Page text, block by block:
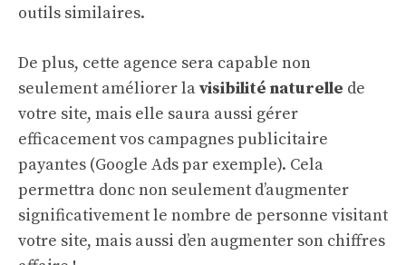
outils similaires.
De plus, cette agence sera capable non
seulement améliorer lavisibilité naturelle de
votre site, mais elle saura aussi gérer
efficacement vos campagnes publicitaire
payantes (Google Ads par exemple). Cela
permettra donc non seulement d’augmenter
significativement le nombre de personne visitant
votre site, mais aussi d’en augmenter son chiffres